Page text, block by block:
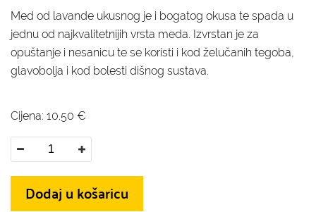
Med od lavande ukusnog je i bogatog okusa te spada u
jednu od najkvalitetnijih vrsta meda. Izvrstan je za
opuštanje i nesanicu te se koristi i kod želučanih tegoba,
glavobolja i kod bolesti dišnog sustava.
Cijena: 10.50 €
Dodaj u košaricu